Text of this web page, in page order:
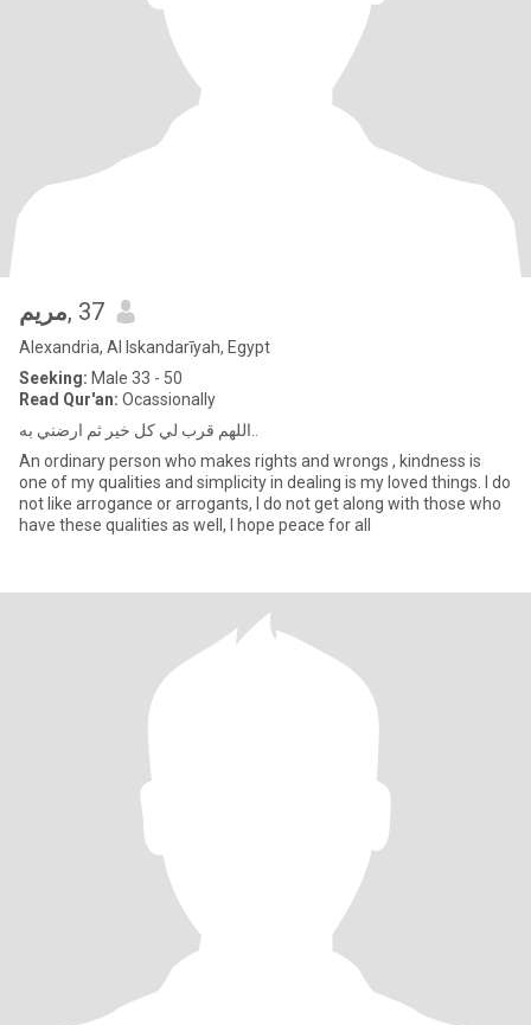
مريم, 37
Alexandria, Al Iskandarīyah, Egypt
Seeking: Male 33 - 50
Read Qur'an: Ocassionally
An ordinary person who makes rights and wrongs , kindness is
one of my qualities and simplicity in dealing is my loved things. I do
not like arrogance or arrogants, I do not get along with those who
have these qualities as well, I hope peace for all